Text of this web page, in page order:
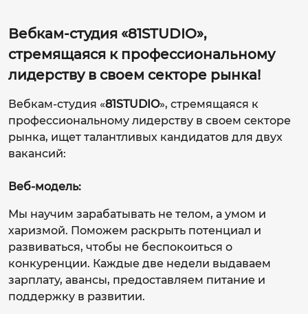
Вебкам-студия «81STUDIO»,
стремящаяся к профессиональному
лидерству в своем секторе рынка!
Вебкам-студия «81STUDIO», стремящаяся к
профессиональному лидерству в своем секторе
рынка, ищет талантливых кандидатов для двух
вакансий:
Веб-модель:
Мы научим зарабатывать не телом, а умом и
харизмой. Поможем раскрыть потенциал и
развиваться, чтобы не беспокоиться о
конкуренции. Каждые две недели выдаваем
зарплату, авансы, предоставляем питание и
поддержку в развитии.